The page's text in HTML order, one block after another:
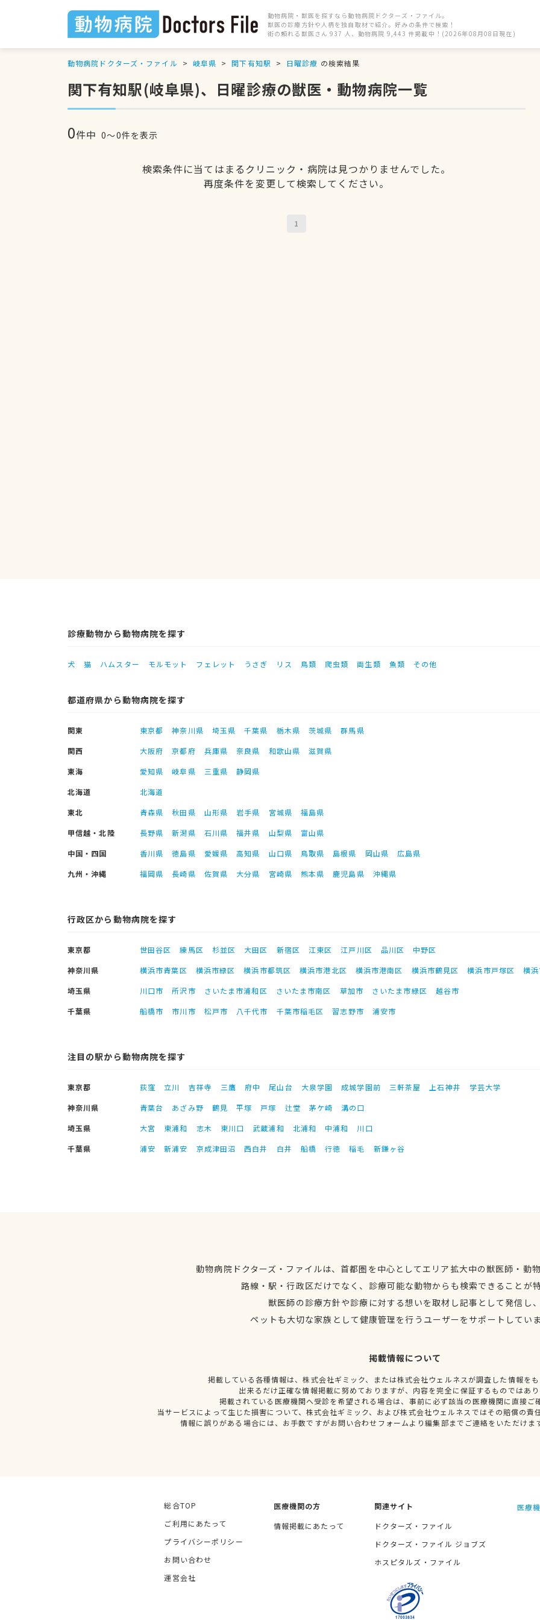
動物病院・獣医を探すなら動物病院ドクターズ・ファイル。
獣医の診療方針や人柄を独自取材で紹介。好みの条件で検索！
街の頼れる獣医さん 937 人、動物病院 9,443 件掲載中！(2026年08月08日現在)
動物病院ドクターズ・ファイル 岐阜県 関下有知駅 日曜診療 の検索結果
関下有知駅(岐阜県)、日曜診療の獣医・動物病院一覧
0件中 0〜0件を表示
検索条件に当てはまるクリニック・病院は見つかりませんでした。
再度条件を変更して検索してください。
1
診療動物から動物病院を探す
犬 猫 ハムスター モルモット フェレット うさぎ リス 鳥類 爬虫類 両生類 魚類 その他
都道府県から動物病院を探す
関東 東京都 神奈川県 埼玉県 千葉県 栃木県 茨城県
群馬県
関西
大阪府 京都府 兵庫県 奈良県 和歌山県
滋賀県
東海
愛知県 岐阜県 三重県
静岡県
北海道
北海道
東北
青森県 秋田県 山形県 岩手県 宮城県
福島県
甲信越・北陸
長野県 新潟県 石川県 福井県 山梨県
富山県
中国・四国
香川県 徳島県 愛媛県 高知県 山口県 鳥取県 島根県 岡山県
広島県
九州・沖縄
福岡県 長崎県 佐賀県 大分県 宮崎県 熊本県 鹿児島県 沖縄県
行政区から動物病院を探す
東京都 世田谷区 練馬区 杉並区 大田区 新宿区 江東区 江戸川区 品川区
中野区
神奈川県
横浜市青葉区 横浜市緑区 横浜市都筑区 横浜市港北区 横浜市港南区 横浜市鶴見区 横浜市戸塚区
横
埼玉県
川口市 所沢市 さいたま市浦和区 さいたま市南区 草加市 さいたま市緑区
越谷市
千葉県
船橋市 市川市 松戸市 八千代市 千葉市稲毛区 習志野市 浦安市
注目の駅から動物病院を探す
東京都 荻窪 立川 吉祥寺 三鷹 府中 尾山台 大泉学園 成城学園前 三軒茶屋 上石神井
学芸大学
神奈川県
青葉台 あざみ野 鶴見 平塚 戸塚 辻堂 茅ケ崎
溝の口
埼玉県
大宮 東浦和 志木 東川口 武蔵浦和 北浦和 中浦和
川口
千葉県
浦安 新浦安 京成津田沼 西白井 白井 船橋 行徳 稲毛 新鎌ヶ谷
動物病院ドクターズ・ファイルは、首都圏を中心としてエリア拡大中の獣医師・動
路線・駅・行政区だけでなく、診療可能な動物からも検索できることが
獣医師の診療方針や診療に対する想いを取材し記事として発信し
ペットも大切な家族として健康管理を行うユーザーをサポートしてい
掲載情報について
掲載している各種情報は、株式会社ギミック、または株式会社ウェルネスが調査した情報を
出来るだけ正確な情報掲載に努めておりますが、内容を完全に保証するものではあ
掲載されている医療機関へ受診を希望される場合は、事前に必ず該当の医療機関に直接ご
当サービスによって生じた損害について、株式会社ギミック、および株式会社ウェルネスではその賠償の責
情報に誤りがある場合には、お手数ですがお問い合わせフォームより編集部までご連絡をいただけま
総合TOP
ご利用にあたって
プライバシーポリシー
お問い合わせ
運営会社
医療機関の方
情報掲載にあたって
関連サイト
ドクターズ・ファイル
ドクターズ・ファイル ジョブズ
ホスピタルズ・ファイル
医療